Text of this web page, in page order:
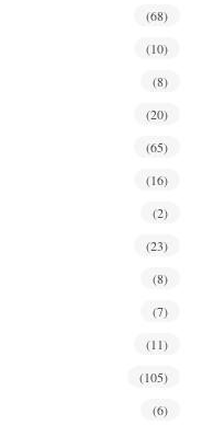
(68)
(10)
(8)
(20)
(65)
(16)
(2)
(23)
(8)
(7)
(11)
(105)
(6)